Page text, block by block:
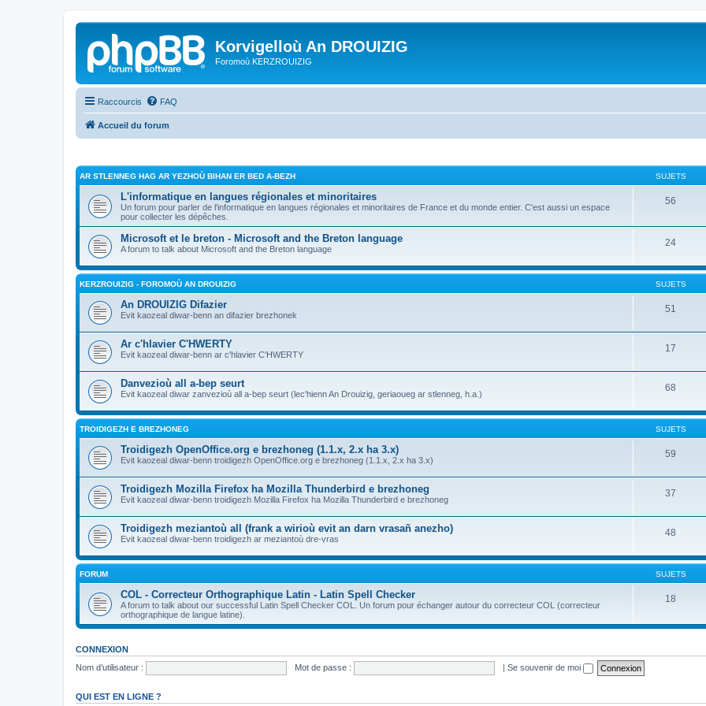
Korvigelloù An DROUIZIG
Foromoù KERZROUIZIG
Raccourcis FAQ
Accueil du forum
AR STLENNEG HAG AR YEZHOÙ BIHAN ER BED A-BEZH SUJETS
L'informatique en langues régionales et minoritaires
Un forum pour parler de l'informatique en langues régionales et minoritaires de France et du monde entier. C'est aussi un espace
pour collecter les dépêches.
56
Microsoft et le breton - Microsoft and the Breton language
A forum to talk about Microsoft and the Breton language
24
KERZROUIZIG - FOROMOÙ AN DROUIZIG SUJETS
An DROUIZIG Difazier
Evit kaozeal diwar-benn an difazier brezhonek
51
Ar c'hlavier C'HWERTY
Evit kaozeal diwar-benn ar c'hlavier C'HWERTY
17
Danvezioù all a-bep seurt
Evit kaozeal diwar zanvezioù all a-bep seurt (lec'hienn An Drouizig, geriaoueg ar stlenneg, h.a.)
68
TROIDIGEZH E BREZHONEG SUJETS
Troidigezh OpenOffice.org e brezhoneg (1.1.x, 2.x ha 3.x)
Evit kaozeal diwar-benn troidigezh OpenOffice.org e brezhoneg (1.1.x, 2.x ha 3.x)
59
Troidigezh Mozilla Firefox ha Mozilla Thunderbird e brezhoneg
Evit kaozeal diwar-benn troidigezh Mozilla Firefox ha Mozilla Thunderbird e brezhoneg
37
Troidigezh meziantoù all (frank a wirioù evit an darn vrasañ anezho)
Evit kaozeal diwar-benn troidigezh ar meziantoù dre-vras
48
FORUM SUJETS
COL - Correcteur Orthographique Latin - Latin Spell Checker
A forum to talk about our successful Latin Spell Checker COL. Un forum pour échanger autour du correcteur COL (correcteur
orthographique de langue latine).
18
CONNEXION
Nom d’utilisateur :
Mot de passe : | Se souvenir de moi
QUI EST EN LIGNE ?